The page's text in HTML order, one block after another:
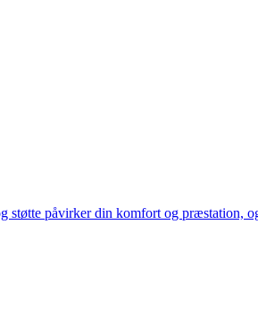
støtte påvirker din komfort og præstation,